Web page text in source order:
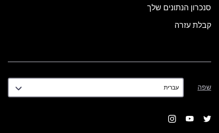
סנכרון הנתונים שלך
קבלת עזרה
שפה
שפה